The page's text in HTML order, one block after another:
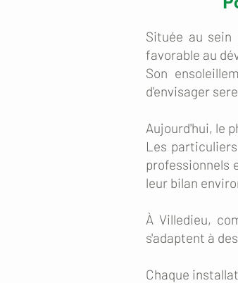
Située au sein
favorable au
Son
d'envisager
Aujourd'hui, le
Les
professionnels
leur bilan
À Villedieu,
s'adaptent à
Chaque